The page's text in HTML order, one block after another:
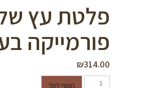
פלטת עץ
פורמייקה בעובי 16.5 מ”מ –
₪314.00
כמות של פלטת עץ שלמה סנדוויץ טווין מצופה פורמייקה
הוסף לסל